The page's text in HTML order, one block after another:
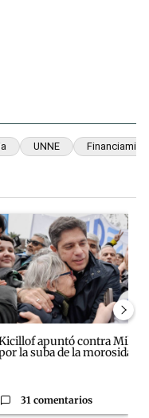
UNNE
comentarios en los
"Inflación: economistas
artículo de tendencia con
apuntó contra Milei
la suba de la morosida...
31 comentarios